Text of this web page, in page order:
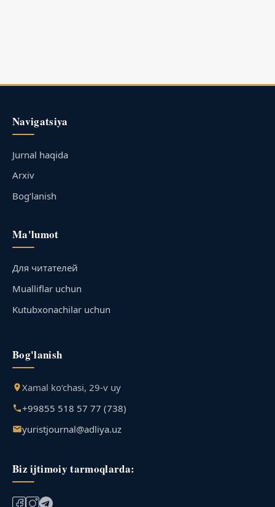
Navigatsiya
Jurnal haqida
Arxiv
Bog‘lanish
Ma'lumot
Для читателей
Mualliflar uchun
Kutubxonachilar uchun
Bog'lanish
Xamal ko‘chasi, 29-v uy
+99855 518 57 77 (738)
yuristjournal@adliya.uz
Biz ijtimoiy tarmoqlarda: